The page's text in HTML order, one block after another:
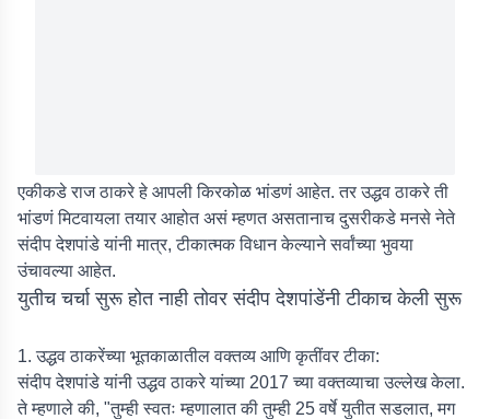
एकीकडे राज ठाकरे हे आपली किरकोळ भांडणं आहेत. तर उद्धव ठाकरे ती
भांडणं मिटवायला तयार आहोत असं म्हणत असतानाच दुसरीकडे मनसे नेते
संदीप देशपांडे यांनी मात्र, टीकात्मक विधान केल्याने सर्वांच्या भुवया
उंचावल्या आहेत.
युतीच चर्चा सुरू होत नाही तोवर संदीप देशपांडेंनी टीकाच केली सुरू
1. उद्धव ठाकरेंच्या भूतकाळातील वक्तव्य आणि कृतींवर टीका:
संदीप देशपांडे यांनी उद्धव ठाकरे यांच्या 2017 च्या वक्तव्याचा उल्लेख केला.
ते म्हणाले की, "तुम्ही स्वतः म्हणालात की तुम्ही 25 वर्षे युतीत सडलात, मग